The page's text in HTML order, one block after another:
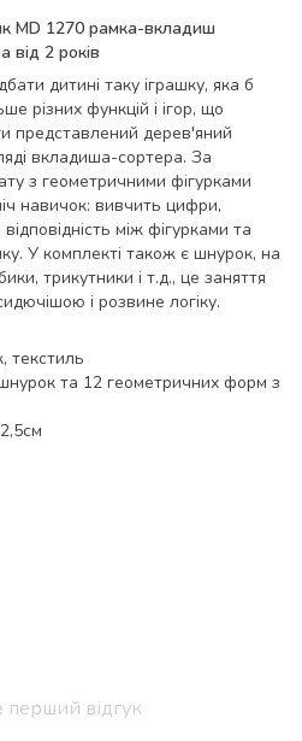
MD 1270 рамка-вкладиш
від 2 років
дитині таку іграшку, яка б
різних функцій і ігор, що
представлений дерев'яний
вкладиша-сортера. За
з геометричними фігурками
навичок: вивчить цифри,
між фігурками та
У комплекті також є шнурок, на
трикутники і т.д., це заняття
і розвине логіку.
текстиль
та 12 геометричних форм з
відгук